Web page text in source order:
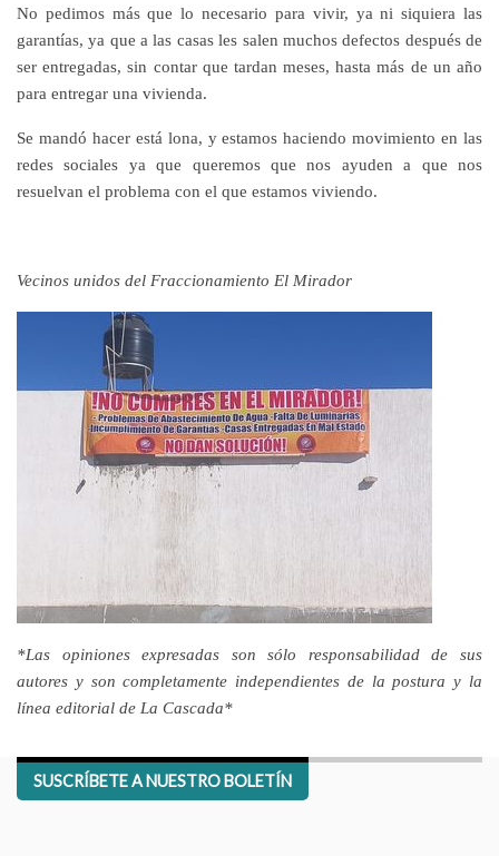
No pedimos más que lo necesario para vivir, ya ni siquiera las
garantías, ya que a las casas les salen muchos defectos después de
ser entregadas, sin contar que tardan meses, hasta más de un año
para entregar una vivienda.
Se mandó hacer está lona, y estamos haciendo movimiento en las
redes sociales ya que queremos que nos ayuden a que nos
resuelvan el problema con el que estamos viviendo.
Vecinos unidos del Fraccionamiento El Mirador
*Las opiniones expresadas son sólo responsabilidad de sus
autores y son completamente independientes de la postura y la
línea editorial de La Cascada*
SUSCRÍBETE A NUESTRO BOLETÍN